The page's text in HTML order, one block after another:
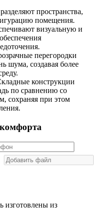
пространства,
помещения.
визуальную и
перегородки
шума, создавая более
конструкции
по сравнению со
сохраняя при этом
изготовлены из